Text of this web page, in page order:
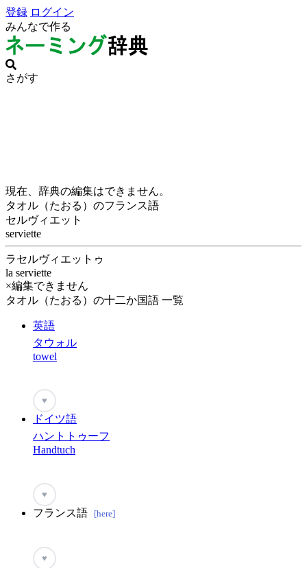
登録 ログイン
みんなで作る
さがす
現在、辞典の編集はできません。
タオル（たおる）のフランス語
セルヴィエット
serviette
ラセルヴィエットゥ
la serviette
×編集できません
タオル（たおる）の十二か国語 一覧
英語
タウォル
towel
♥
ドイツ語
ハントトゥーフ
Handtuch
♥
フランス語 [here]
♥